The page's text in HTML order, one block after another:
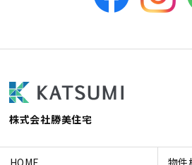
株式会社勝美住宅
HOME 物件